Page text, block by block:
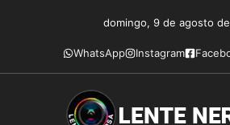
conteúdo
domingo, 9 de agosto
WhatsApp Instagram